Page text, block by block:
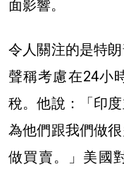
面影響。
令人關注的是特
聲稱考慮在24小
稅。他說：「印
為他們跟我們做
做買賣。」美國